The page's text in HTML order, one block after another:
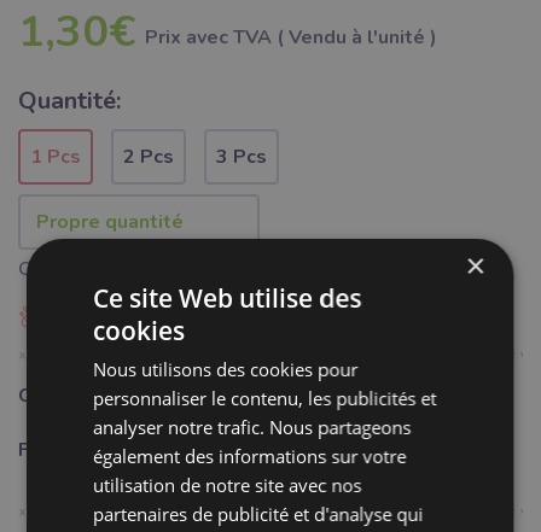
1,30€ Prix ​​avec TVA ( Vendu à l'unité )
Quantité:
1 Pcs 2 Pcs 3 Pcs
Quantité minimale 1 pièce
Ajouter à Bubumix
Catégorie: Mercerie
Fabricant: Bubulákovo s.r.o www.bubutissus,fr
×
Ce site Web utilise des
cookies
Nous utilisons des cookies pour
personnaliser le contenu, les publicités et
analyser notre trafic. Nous partageons
également des informations sur votre
utilisation de notre site avec nos
partenaires de publicité et d'analyse qui